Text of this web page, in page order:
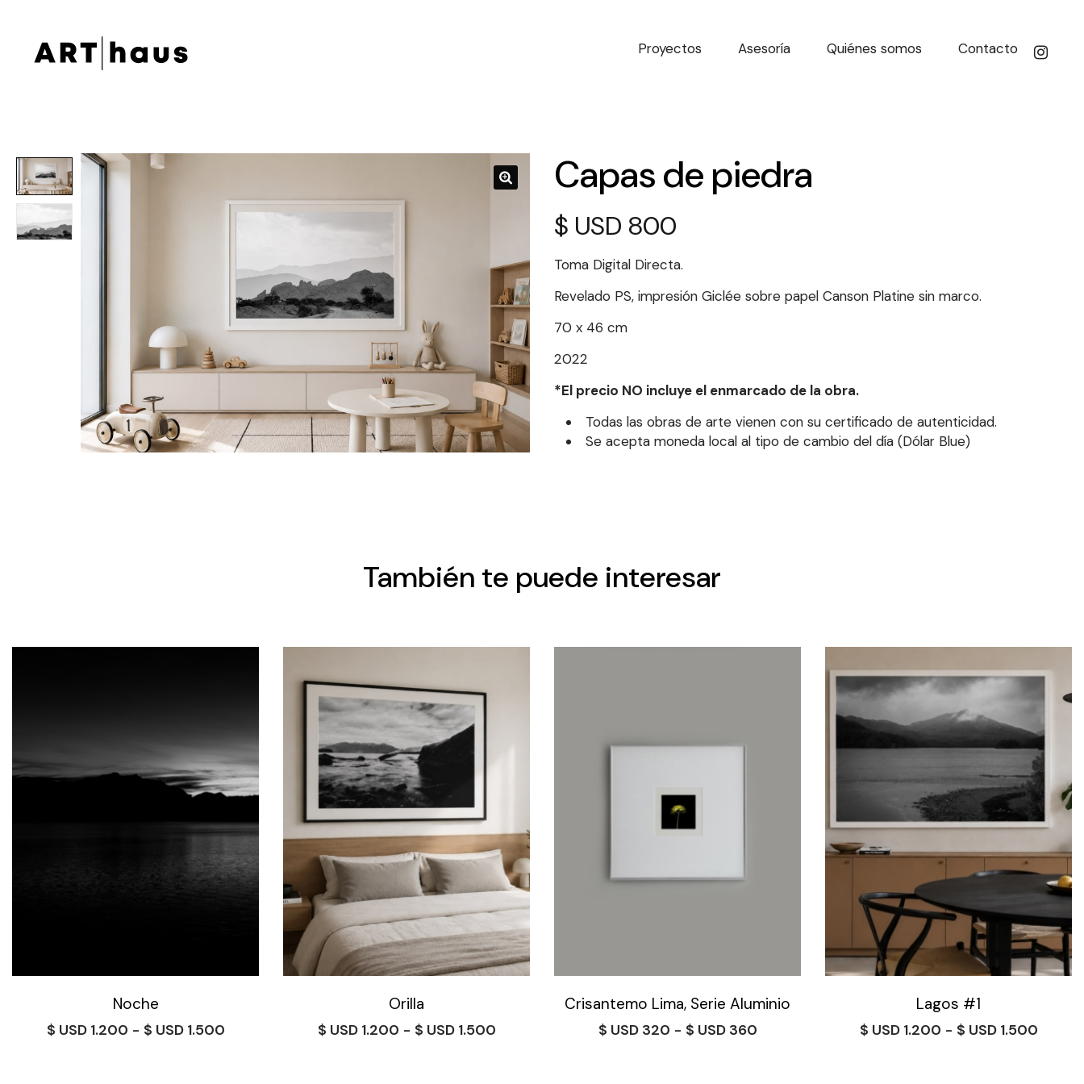
Proyectos Asesoría Quiénes somos Contacto
Capas de piedra
$ 800
Toma Digital Directa.
Revelado PS, impresión Giclée sobre papel Canson Platine sin marco.
70 x 46 cm
2022
*El precio NO incluye el enmarcado de la obra.
Todas las obras de arte vienen con su certificado de autenticidad.
Se acepta moneda local al tipo de cambio del día (Dólar Blue)
También te puede interesar
Noche
$ 1.200 - $ 1.500Rango
Orilla
$ 1.200 - $ 1.500Rango
Crisantemo Lima, Serie Aluminio
$ 320 - $ 360Rango
Lagos #1
$ 1.200 - $ 1.500Rango